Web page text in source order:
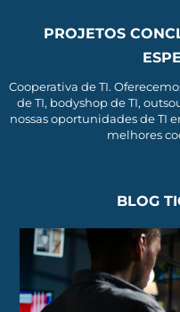
PROJETOS
Cooperativa de TI.
de TI, bodyshop de TI,
nossas oportunidades de TI
melhores
BLOG